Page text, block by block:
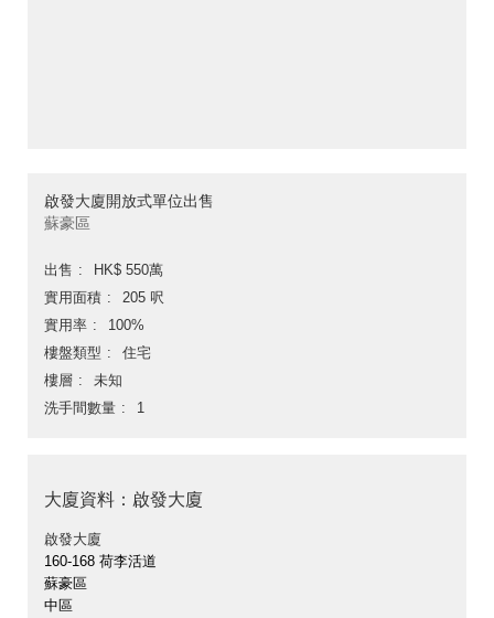
啟發大廈開放式單位出售
蘇豪區
出售
HK$ 550萬
實用面積
205 呎
實用率
100%
樓盤類型
住宅
樓層
未知
洗手間數量
1
大廈資料：啟發大廈
啟發大廈
160-168 荷李活道
蘇豪區
中區